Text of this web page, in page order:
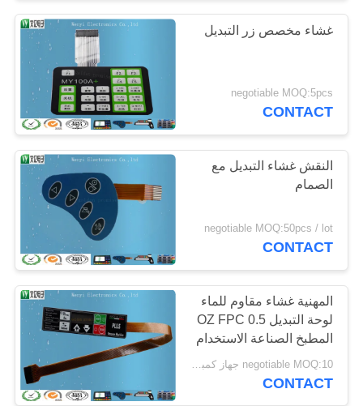
غشاء مخصص زر التبديل
negotiable MOQ:5pcs
CONTACT
النقش غشاء التبديل مع
الصمام
negotiable MOQ:50pcs / lot
CONTACT
المهنية غشاء مقاوم للماء
لوحة التبديل 0.5 OZ FPC
المطبخ الصناعة الاستخدام
CONTACT